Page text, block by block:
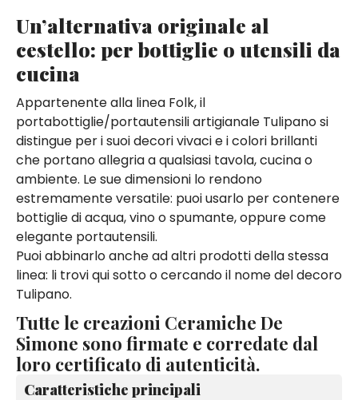
Un’alternativa originale al
cestello: per bottiglie o utensili da
cucina
Appartenente alla linea Folk, il
portabottiglie/portautensili artigianale Tulipano si
distingue per i suoi decori vivaci e i colori brillanti
che portano allegria a qualsiasi tavola, cucina o
ambiente. Le sue dimensioni lo rendono
estremamente versatile: puoi usarlo per contenere
bottiglie di acqua, vino o spumante, oppure come
elegante portautensili.
Puoi abbinarlo anche ad altri prodotti della stessa
linea: li trovi qui sotto o cercando il nome del decoro
Tulipano.
Tutte le creazioni Ceramiche De
Simone sono firmate e corredate dal
loro certificato di autenticità.
Caratteristiche principali